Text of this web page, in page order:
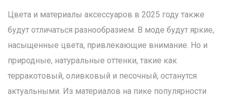
Цвета и материалы аксессуаров в 2025 году также
будут отличаться разнообразием. В моде будут яркие,
насыщенные цвета, привлекающие внимание. Но и
природные, натуральные оттенки, такие как
терракотовый, оливковый и песочный, останутся
актуальными. Из материалов на пике популярности